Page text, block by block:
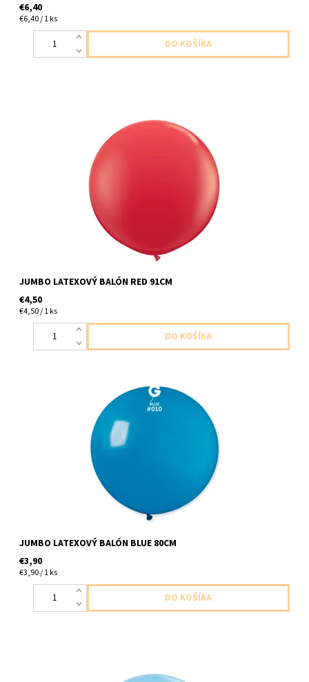
€6,40
€6,40 / 1 ks
Latexový jumbo balón cerveny 1ks v baleni velkost 91cm
dodavame nenafukany
JUMBO LATEXOVÝ BALÓN RED 91CM
€4,50
€4,50 / 1 ks
latexovy balon modry 1ks v baleni velkost 80cm dodavame
JUMBO LATEXOVÝ BALÓN BLUE 80CM
€3,90
€3,90 / 1 ks